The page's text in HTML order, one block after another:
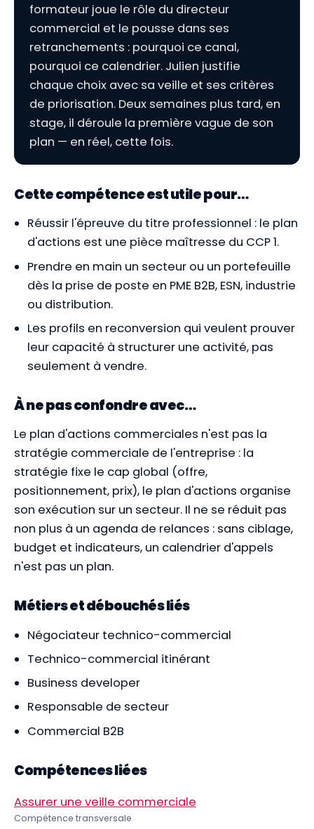
formateur joue le rôle du directeur
commercial et le pousse dans ses
retranchements : pourquoi ce canal,
pourquoi ce calendrier. Julien justifie
chaque choix avec sa veille et ses critères
de priorisation. Deux semaines plus tard, en
stage, il déroule la première vague de son
plan — en réel, cette fois.
Cette compétence est utile pour…
Réussir l'épreuve du titre professionnel : le plan
d'actions est une pièce maîtresse du CCP 1.
Prendre en main un secteur ou un portefeuille
dès la prise de poste en PME B2B, ESN, industrie
ou distribution.
Les profils en reconversion qui veulent prouver
leur capacité à structurer une activité, pas
seulement à vendre.
À ne pas confondre avec…
Le plan d'actions commerciales n'est pas la
stratégie commerciale de l'entreprise : la
stratégie fixe le cap global (offre,
positionnement, prix), le plan d'actions organise
son exécution sur un secteur. Il ne se réduit pas
non plus à un agenda de relances : sans ciblage,
budget et indicateurs, un calendrier d'appels
n'est pas un plan.
Métiers et débouchés liés
Négociateur technico-commercial
Technico-commercial itinérant
Business developer
Responsable de secteur
Commercial B2B
Compétences liées
Assurer une veille commerciale
Compétence transversale